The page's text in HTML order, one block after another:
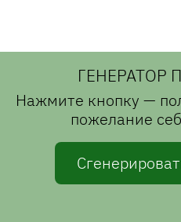
ГЕНЕРАТОР
Нажмите кнопку —
пожелание